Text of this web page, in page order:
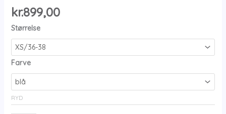
kr.899,00
Størrelse
Farve
RYD